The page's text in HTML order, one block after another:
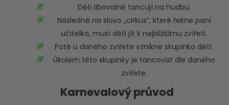
Děti libovolně tancují na hudbu.
Následně na slovo „cirkus“, které řekne paní
učitelka, musí děti jít k nejbližšímu zvířeti.
Poté u daného zvířete vznikne skupinka dětí.
Úkolem této skupinky je tancovat dle daného
zvířete.
Karnevalový průvod